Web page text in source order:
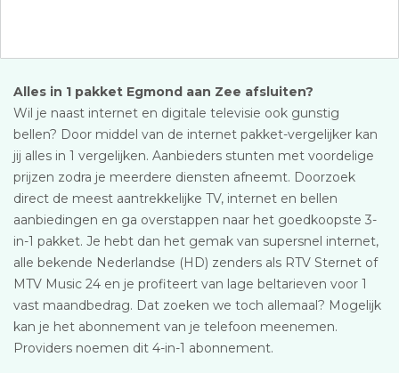
Alles in 1 pakket Egmond aan Zee afsluiten?
Wil je naast internet en digitale televisie ook gunstig
bellen? Door middel van de internet pakket-vergelijker kan
jij alles in 1 vergelijken. Aanbieders stunten met voordelige
prijzen zodra je meerdere diensten afneemt. Doorzoek
direct de meest aantrekkelijke TV, internet en bellen
aanbiedingen en ga overstappen naar het goedkoopste 3-
in-1 pakket. Je hebt dan het gemak van supersnel internet,
alle bekende Nederlandse (HD) zenders als RTV Sternet of
MTV Music 24 en je profiteert van lage beltarieven voor 1
vast maandbedrag. Dat zoeken we toch allemaal? Mogelijk
kan je het abonnement van je telefoon meenemen.
Providers noemen dit 4-in-1 abonnement.